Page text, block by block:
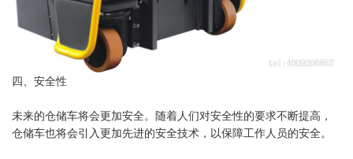
四、安全性
未来的仓储车将会更加安全。随着人们对安全性的要求不断提高，
仓储车也将会引入更加先进的安全技术，以保障工作人员的安全。